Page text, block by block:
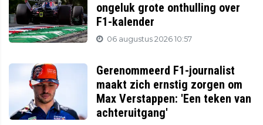
ongeluk grote onthulling over
F1-kalender
06 augustus 2026 10:57
Gerenommeerd F1-journalist
maakt zich ernstig zorgen om
Max Verstappen: 'Een teken van
achteruitgang'